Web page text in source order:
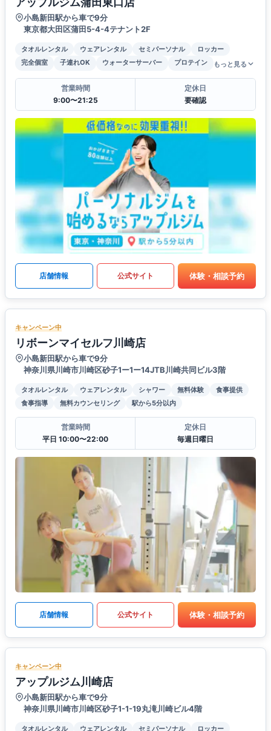
小島新田駅から車で9分
東京都大田区蒲田5-4-4テナント2F
タオルレンタル ウェアレンタル セミパーソナル
ロッカー
完全個室
子連れOK ウォーターサーバー プロテイン もっと見る
営業時間
9:00〜21:25
定休日
要確認
店舗情報 公式サイト 体験・相談予約
キャンペーン中
リボーンマイセルフ川崎店
小島新田駅から車で9分
神奈川県川崎市川崎区砂子1ー1ー14JTB川崎共同ビル3階
タオルレンタル ウェアレンタル シャワー 無料体験
食事提供
食事指導
無料カウンセリング 駅から5分以内
営業時間
平日 10:00〜22:00
定休日
毎週日曜日
店舗情報 公式サイト 体験・相談予約
キャンペーン中
アップルジム川崎店
小島新田駅から車で9分
神奈川県川崎市川崎区砂子1-1-19丸滝川崎ビル4階
タオルレンタル ウェアレンタル セミパーソナル ロッカー